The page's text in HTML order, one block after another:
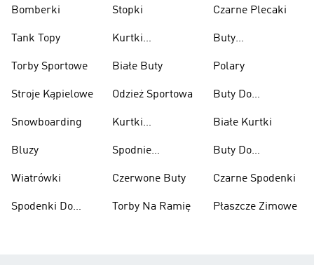
Bomberki
Tank Topy
Torby Sportowe
Stroje Kąpielowe
Snowboarding
Bluzy
Wiatrówki
Spodenki Do
Stopki
Kurtki
Białe Buty
Odzież Sportowa
Kurtki
Spodnie
Czerwone Buty
Torby Na Ramię
Czarne Plecaki
Buty
Polary
Buty Do
Ciężarów
Białe Kurtki
Buty Do
Czarne Spodenki
Płaszcze Zimowe